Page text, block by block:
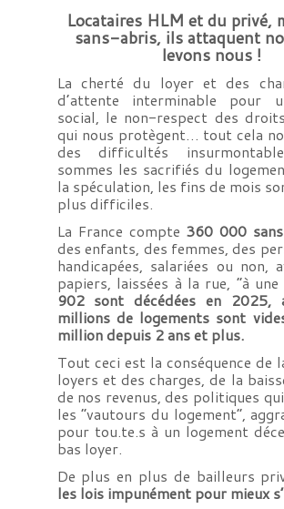
Locataires HLM et du privé,
sans-abris, ils attaquent
levons nous !
La cherté du loyer et des
d’attente interminable pour
social, le non-respect des
qui nous protègent… tout cela
des difficultés
sommes les sacrifiés du
la spéculation, les fins de mois
plus difficiles.
La France compte 360 000
des enfants, des femmes, des
handicapées, salariées ou non,
papiers, laissées à la rue, “à
902 sont décédées en 2025,
millions de logements sont
million depuis 2 ans et plus.
Tout ceci est la conséquence de
loyers et des charges, de la
de nos revenus, des politiques
les “vautours du logement”,
pour tou.te.s à un logement
bas loyer.
De plus en plus de bailleurs
les lois impunément pour mieux